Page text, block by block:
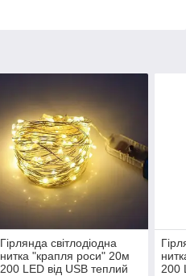
Гірлянда світлодіодна
нитка "крапля роси" 20м
200 LED від USB теплий
200